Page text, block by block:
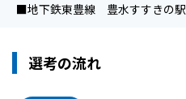
■地下鉄東豊線 豊水すすきの駅
選考の流れ